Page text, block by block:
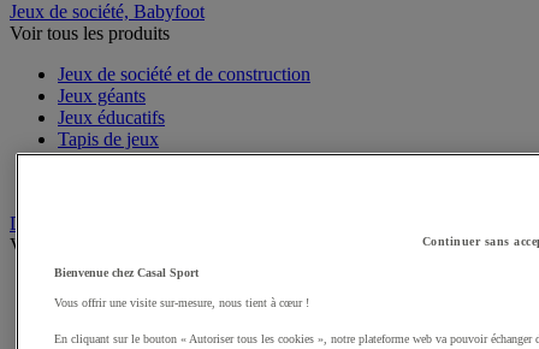
Jeux de société, Babyfoot
Voir tous les produits
Jeux de société et de construction
Jeux géants
Jeux éducatifs
Tapis de jeux
Baby Foot
Draisiennes, Tricycles, Vélos
Voir tous les produits
Draisiennes
Continuer sans
Bienvenue chez Casal Sport
Vous offrir une visite sur-mesure, nous tient à cœur !
En cliquant sur le bouton « Autoriser tous les cookies », notre plateforme web va pouvoir échanger